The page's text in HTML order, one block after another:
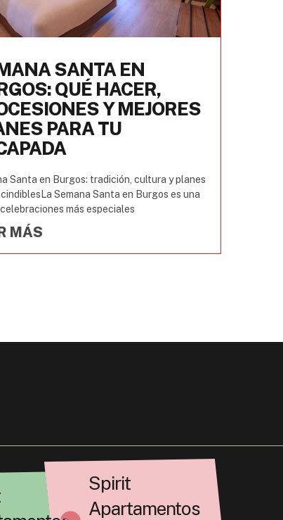
SANTA EN
QUÉ HACER,
Y MEJORES
PARA TU
Santa en Burgos: tradición, cultura y planes
Semana Santa en Burgos es una
más especiales
MÁS
Spirit
Apartamentos